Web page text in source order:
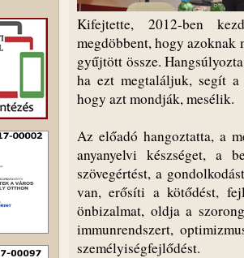
Kifejtette, 2012-ben
megdöbbent, hogy azoknak
gyűjtött össze.
ha ezt megtaláljuk, segít a
hogy azt mondják, mesélik.
Az előadó hangoztatta, a
anyanyelvi készséget, a
szövegértést, a
van, erősíti a kötődést,
önbizalmat, oldja a
immunrendszert,
személyiségfejlődést.